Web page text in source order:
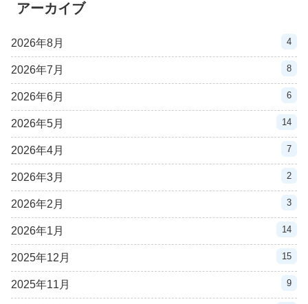
アーカイブ
2026年8月 4
2026年7月 8
2026年6月 6
2026年5月 14
2026年4月 7
2026年3月 2
2026年2月 3
2026年1月 14
2025年12月 15
2025年11月 9